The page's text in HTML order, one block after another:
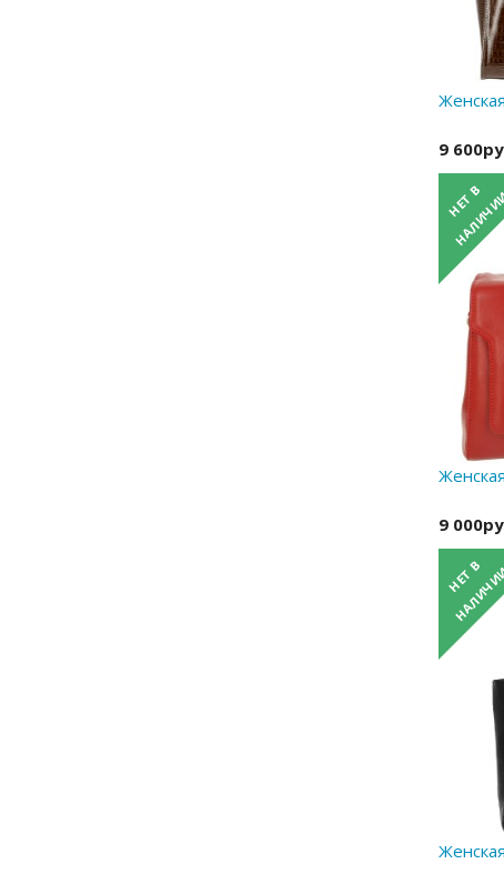
9
9